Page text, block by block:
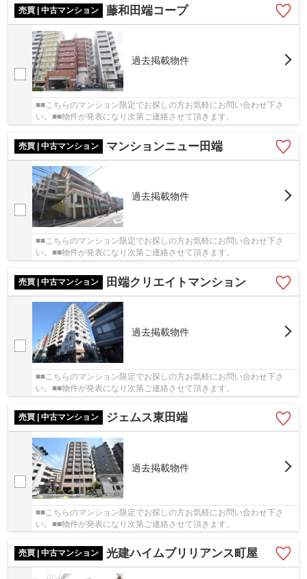
売買 | 中古マンション 藤和田端コープ
過去掲載物件
■■こちらのマンション限定でお探しの方お気軽にお問い合わせ下さ
い。■■物件が発表になり次第ご連絡させて頂きます。
売買 | 中古マンション マンションニュー田端
過去掲載物件
■■こちらのマンション限定でお探しの方お気軽にお問い合わせ下さ
い。■■物件が発表になり次第ご連絡させて頂きます。
売買 | 中古マンション 田端クリエイトマンション
過去掲載物件
■■こちらのマンション限定でお探しの方お気軽にお問い合わせ下さ
い。■■物件が発表になり次第ご連絡させて頂きます。
売買 | 中古マンション ジェムス東田端
過去掲載物件
■■こちらのマンション限定でお探しの方お気軽にお問い合わせ下さ
い。■■物件が発表になり次第ご連絡させて頂きます。
売買 | 中古マンション 光建ハイムブリリアンス町屋